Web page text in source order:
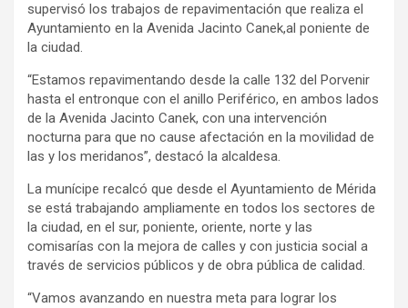
supervisó los trabajos de repavimentación que realiza el
Ayuntamiento en la Avenida Jacinto Canek,al poniente de
la ciudad.
“Estamos repavimentando desde la calle 132 del Porvenir
hasta el entronque con el anillo Periférico, en ambos lados
de la Avenida Jacinto Canek, con una intervención
nocturna para que no cause afectación en la movilidad de
las y los meridanos”, destacó la alcaldesa.
La munícipe recalcó que desde el Ayuntamiento de Mérida
se está trabajando ampliamente en todos los sectores de
la ciudad, en el sur, poniente, oriente, norte y las
comisarías con la mejora de calles y con justicia social a
través de servicios públicos y de obra pública de calidad.
“Vamos avanzando en nuestra meta para lograr los